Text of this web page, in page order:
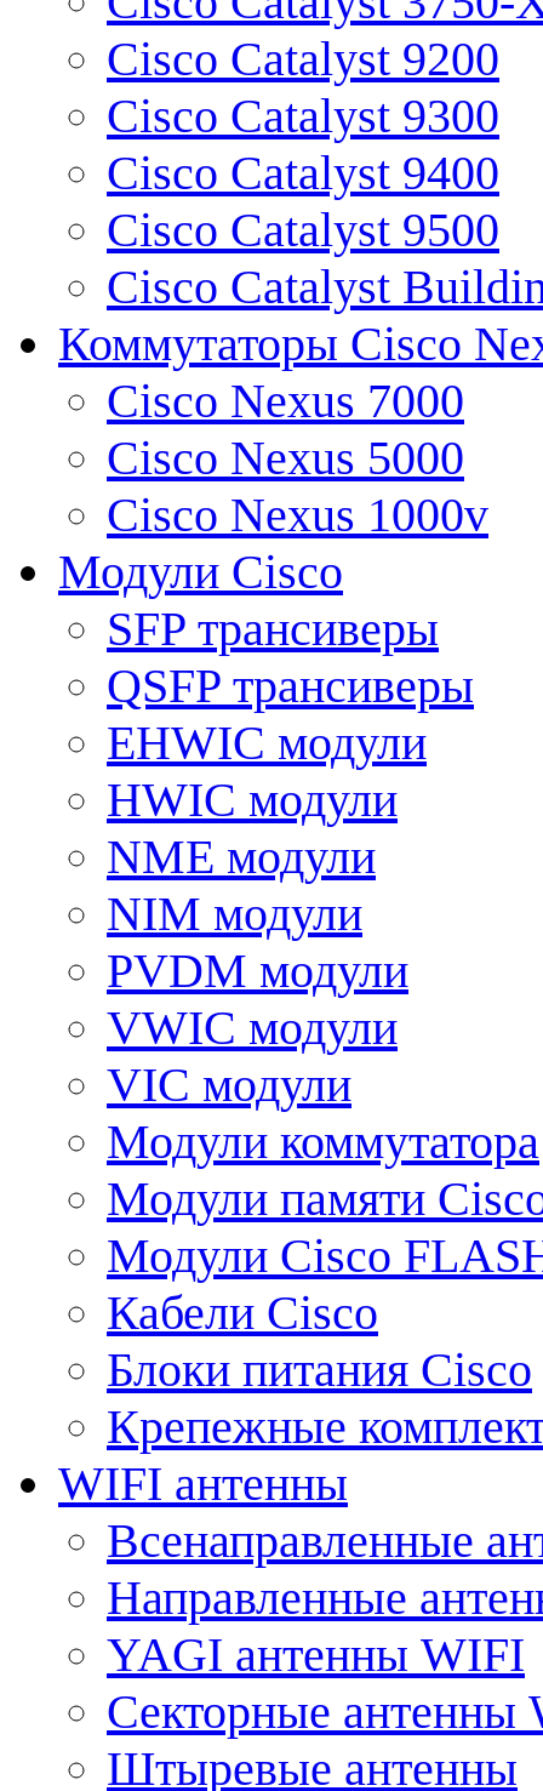
Cisco Catalyst 9200
Cisco Catalyst 9300
Cisco Catalyst 9400
Cisco Catalyst 9500
Cisco Catalyst
Коммутаторы Cisco
Cisco Nexus 7000
Cisco Nexus 5000
Cisco Nexus 1000v
Модули Cisco
SFP трансиверы
QSFP трансиверы
EHWIC модули
HWIC модули
NME модули
NIM модули
PVDM модули
VWIC модули
VIC модули
Модули коммутатора
Модули памяти
Модули Cisco
Кабели Cisco
Блоки питания Cisco
Крепежные
WIFI антенны
Всенаправленные
Направленные
YAGI антенны WIFI
Секторные антенны
Штыревые антенны